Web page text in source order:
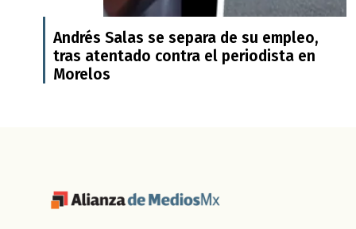
Andrés Salas se separa de su empleo,
tras atentado contra el periodista en
Morelos